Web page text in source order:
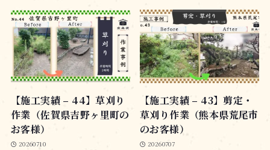
【施工実績 – 44】草刈り
作業（佐賀県吉野ヶ里町の
お客様）
20260710
【施工実績 – 43】剪定・
草刈り作業（熊本県荒尾市
のお客様）
20260707